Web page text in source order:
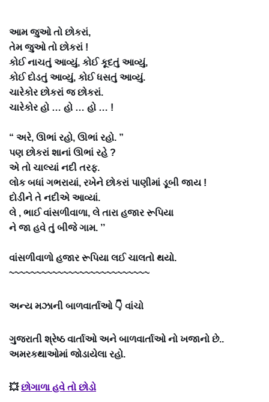
આમ જુઓ તો છોકરાં,
તેમ જુઓ તો છોકરાં !
કોઈ નાચતું આવ્યું, કોઈ કૂદતું આવ્યું,
કોઈ દોડતું આવ્યું, કોઈ ધસતું આવ્યું.
ચારેકોર છોકરાં જ છોકરાં.
ચારેકોર હો … હો … હો … !
“ અરે, ઊભાં રહો, ઊભાં રહો. ”
પણ છોકરાં શાનાં ઊભાં રહે ?
એ તો ચાલ્યાં નદી તરફ.
લોક બધાં ગભરાયાં, રખેને છોકરાં પાણીમાં ડૂબી જાય !
દોડીને તે નદીએ આવ્યાં.
લે , ભાઈ વાંસળીવાળા, લે તારા હજાર રૂપિયા
ને જા હવે તું બીજે ગામ. ’’
વાંસળીવાળો હજાર રૂપિયા લઈ ચાલતો થયો.
~~~~~~~~~~~~~~~~~~~~~~~~~~
અન્ય મઝાની બાળવાર્તાઓ 👇 વાંચો
ગુજરાતી શ્રેષ્ઠ વાર્તાઓ અને બાળવાર્તાઓ નો ખજાનો છે..
અમરકથાઓમાં જોડાયેલા રહો.
💥છોગાળા હવે તો છોડો